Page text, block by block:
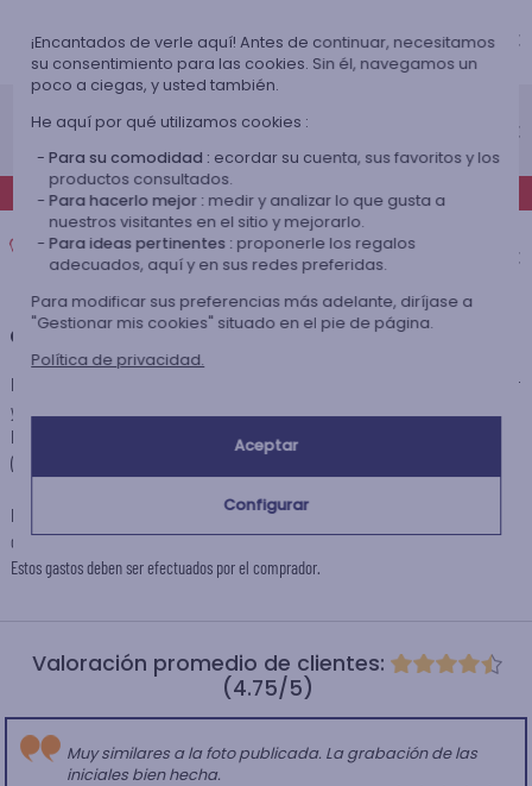
Valoración promedio de clientes:
(4.75/5)
Muy similares a la foto publicada. La grabación de las
iniciales bien hecha.
Recepción prevista el
Lunes 17 de agosto 2026
4,95 €
Recepción prevista el
Miércoles 12 de agosto 2026
9,95 €
EXPRÉS
Entrega exprés a domicilio
Recepción prevista el
14,95 €
Otras destinaciones +
El plazo de preparación de este articulo es de 2 días laborables con la entrega estándar
y de 1 día laborable con la entrega express.
El plazo de entrega del artículo es de 3 a 4 días laborales en entrega estándar
(Colissimo) y de 1 a 2 días laborales en express (Chronopost).
Las entregas efectuadas a países fuera de la Unión Europea pueden estar sometidas a
diversos gastos de envío, notablemente la aduana y la TVA de importación.
Estos gastos deben ser efectuados por el comprador.
¡Encantados de verle aquí! Antes de continuar, necesitamos
su consentimiento para las cookies. Sin él, navegamos un
poco a ciegas, y usted también.
He aquí por qué utilizamos cookies :
Para su comodidad : ecordar su cuenta, sus favoritos y los
productos consultados.
Para hacerlo mejor : medir y analizar lo que gusta a
nuestros visitantes en el sitio y mejorarlo.
Para ideas pertinentes : proponerle los regalos
adecuados, aquí y en sus redes preferidas.
Para modificar sus preferencias más adelante, diríjase a
"Gestionar mis cookies" situado en el pie de página.
Política de privacidad.
Aceptar
Configurar